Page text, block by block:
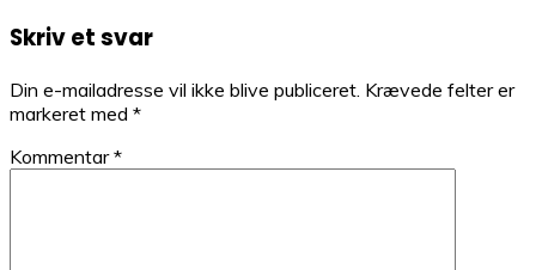
Skriv et svar
Din e-mailadresse vil ikke blive publiceret. Krævede felter er
markeret med *
Kommentar*